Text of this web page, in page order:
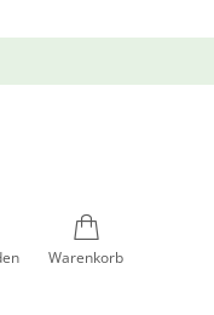
Warenkorb